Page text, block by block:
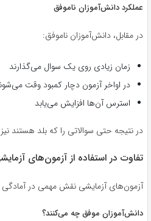
عملکرد دانش‌آموزان ناموفق
در مقابل، دانش‌آموزان ناموفق:
زمان زیادی روی یک سوال می‌گذارند
در اواخر آزمون دچار کمبود وقت
استرس آن‌ها افزایش می‌یابد
در نتیجه حتی سوالاتی را که بلد هستند
تفاوت در استفاده از آزمون‌های
آزمون‌های آزمایشی نقش مهمی در آمادگی
دانش‌آموزان موفق چه می‌کنند؟